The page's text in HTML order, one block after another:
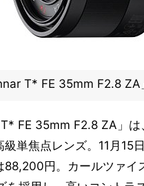
T* FE 35mm F2.8 ZA
T* FE 35mm F2.8 ZA」
級単焦点レンズ。11月15
88,200円。カールツァイ